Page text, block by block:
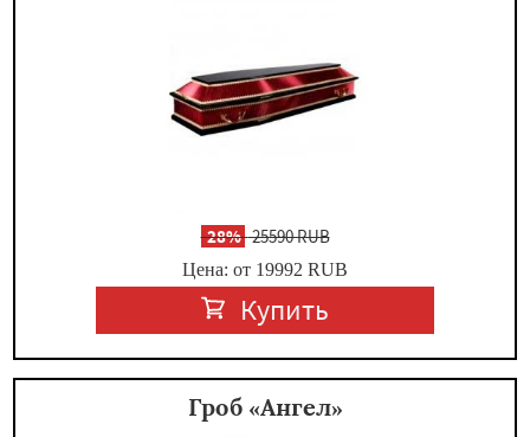
-28%25590 RUB
Цена: от 19992 RUB
Купить
Гроб «Ангел»